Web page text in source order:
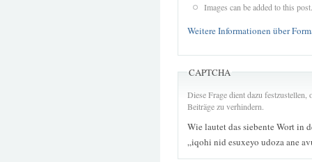
Images can be added to this post.
Weitere Informationen über
CAPTCHA
Diese Frage dient dazu
Beiträge zu verhindern.
Wie lautet das siebente Wort in
„iqohi nid esuxeyo udoza ane